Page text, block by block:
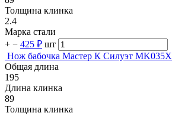
Толщина клинка
2.4
Марка стали
+ − 425 ₽ шт
Нож бабочка Мастер К Силуэт MK035X
Общая длина
195
Длина клинка
89
Толщина клинка